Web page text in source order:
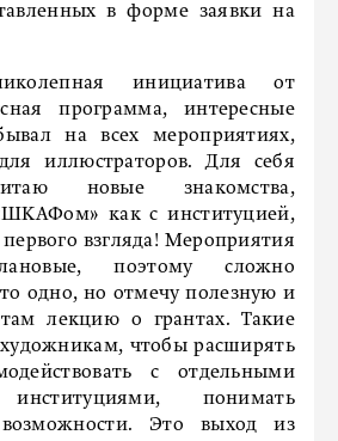
в форме заявки на
инициатива от
программа, интересные
на всех мероприятиях,
иллюстраторов. Для себя
новые знакомства,
как с институцией,
взгляда! Мероприятия
поэтому сложно
одно, но отмечу полезную и
лекцию о грантах. Такие
чтобы расширять
с отдельными
понимать
Это выход из